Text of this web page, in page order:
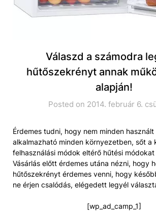
Válaszd a számodra
hűtőszekrényt annak
alapján!
Posted on 2014. február 6.
Érdemes tudni, hogy nem minden
alkalmazható minden környezetben, sőt a
felhasználási módok eltérő hűtési
Vásárlás előtt érdemes utána nézni, hogy
hűtőszekrényt érdemes venni, hogy
ne érjen csalódás, elégedett legyél
[wp_ad_camp_1]